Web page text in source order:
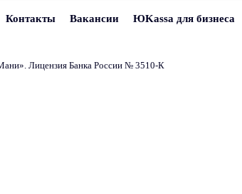
Контакты Вакансии ЮKassa для бизнеса
». Лицензия Банка России № 3510‑К